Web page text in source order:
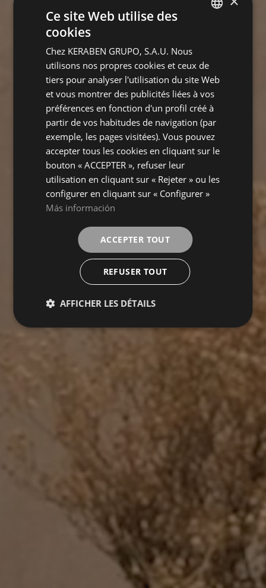
UNIVERSE
FAÏENCE
FINITIONS
GERMAN
Ce site Web utilise des
cookies
Chez KERABEN GRUPO, S.A.U. Nous
utilisons nos propres cookies et ceux de
tiers pour analyser l'utilisation du site Web
et vous montrer des publicités liées à vos
préférences en fonction d'un profil créé à
partir de vos habitudes de navigation (par
exemple, les pages visitées). Vous pouvez
accepter tous les cookies en cliquant sur le
bouton « ACCEPTER », refuser leur
utilisation en cliquant sur « Rejeter » ou les
configurer en cliquant sur « Configurer »
Más información
ACCEPTER TOUT
REFUSER TOUT
AFFICHER LES DÉTAILS